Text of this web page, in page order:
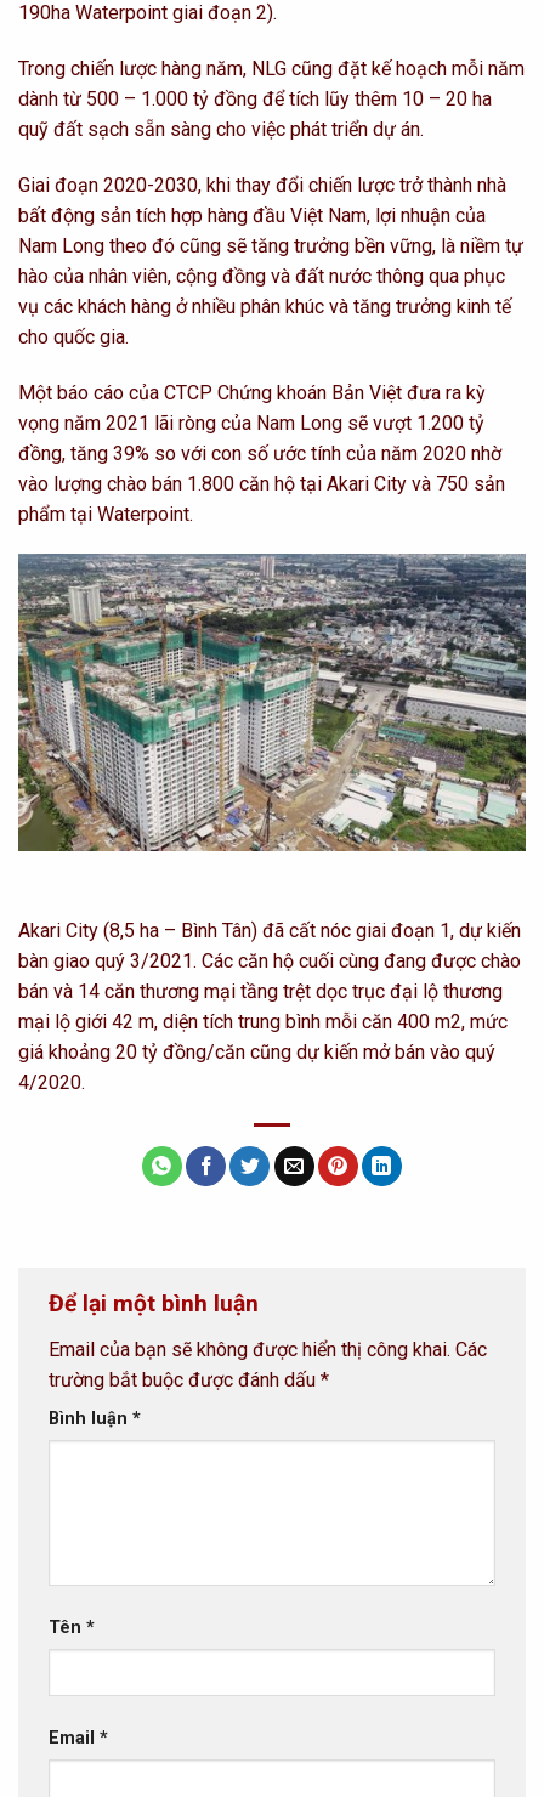
190ha Waterpoint giai đoạn 2).
Trong chiến lược hàng năm, NLG cũng đặt kế hoạch mỗi năm
dành từ 500 – 1.000 tỷ đồng để tích lũy thêm 10 – 20 ha
quỹ đất sạch sẵn sàng cho việc phát triển dự án.
Giai đoạn 2020-2030, khi thay đổi chiến lược trở thành nhà
bất động sản tích hợp hàng đầu Việt Nam, lợi nhuận của
Nam Long theo đó cũng sẽ tăng trưởng bền vững, là niềm tự
hào của nhân viên, cộng đồng và đất nước thông qua phục
vụ các khách hàng ở nhiều phân khúc và tăng trưởng kinh tế
cho quốc gia.
Một báo cáo của CTCP Chứng khoán Bản Việt đưa ra kỳ
vọng năm 2021 lãi ròng của Nam Long sẽ vượt 1.200 tỷ
đồng, tăng 39% so với con số ước tính của năm 2020 nhờ
vào lượng chào bán 1.800 căn hộ tại Akari City và 750 sản
phẩm tại Waterpoint.
Akari City (8,5 ha – Bình Tân) đã cất nóc giai đoạn 1, dự kiến
bàn giao quý 3/2021. Các căn hộ cuối cùng đang được chào
bán và 14 căn thương mại tầng trệt dọc trục đại lộ thương
mại lộ giới 42 m, diện tích trung bình mỗi căn 400 m2, mức
giá khoảng 20 tỷ đồng/căn cũng dự kiến mở bán vào quý
4/2020.
Để lại một bình luận
Email của bạn sẽ không được hiển thị công khai. Các
trường bắt buộc được đánh dấu *
Bình luận *
Tên *
Email *